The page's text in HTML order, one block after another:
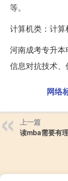
等。
计算机类：计算
河南成考专升本
信息对抗技术、
网络
上一篇
读mba需要有